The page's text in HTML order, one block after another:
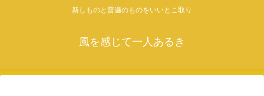
新しものと普遍のものをいいとこ取り
風を感じて一人あるき